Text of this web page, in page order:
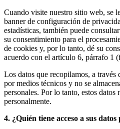
Cuando visite nuestro sitio web, se
banner de configuración de
estadísticas, también puede
su consentimiento para el
de cookies y, por lo tanto, dé su
acuerdo con el artículo 6, párrafo 1
Los datos que recopilamos, a través
por medios técnicos y no se
personales. Por lo tanto, estos datos
personalmente.
4. ¿Quién tiene acceso a sus datos